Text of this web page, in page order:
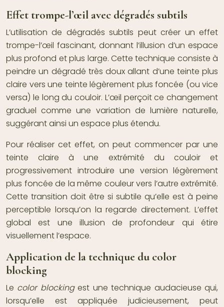
Effet trompe-l’œil avec dégradés subtils
L’utilisation de dégradés subtils peut créer un effet
trompe-l’œil fascinant, donnant l’illusion d’un espace
plus profond et plus large. Cette technique consiste à
peindre un dégradé très doux allant d’une teinte plus
claire vers une teinte légèrement plus foncée (ou vice
versa) le long du couloir. L’œil perçoit ce changement
graduel comme une variation de lumière naturelle,
suggérant ainsi un espace plus étendu.
Pour réaliser cet effet, on peut commencer par une
teinte claire à une extrémité du couloir et
progressivement introduire une version légèrement
plus foncée de la même couleur vers l’autre extrémité.
Cette transition doit être si subtile qu’elle est à peine
perceptible lorsqu’on la regarde directement. L’effet
global est une illusion de profondeur qui étire
visuellement l’espace.
Application de la technique du color
blocking
Le color blockingest une technique audacieuse qui,
lorsqu’elle est appliquée judicieusement, peut